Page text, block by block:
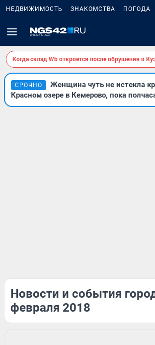
НЕДВИЖИМОСТЬ ЗНАКОМСТВА ПОГОДА
Когда склад Wb откроется после обрушения в
СРОЧНО
Женщина чуть не истекла
Красном озере в Кемерово, пока
Новости и события
февраля 2018